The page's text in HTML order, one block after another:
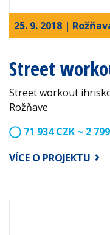
25. 9. 2018 |
Street
Street workout
Rožňave
71 934 CZK ~ 2
VÍCE O PROJEKTU